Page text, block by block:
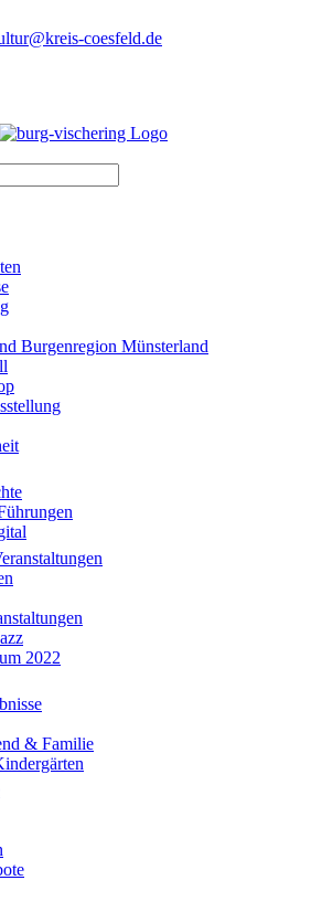
coesfeld.de
Burgenregion Münsterland
2022
& Familie